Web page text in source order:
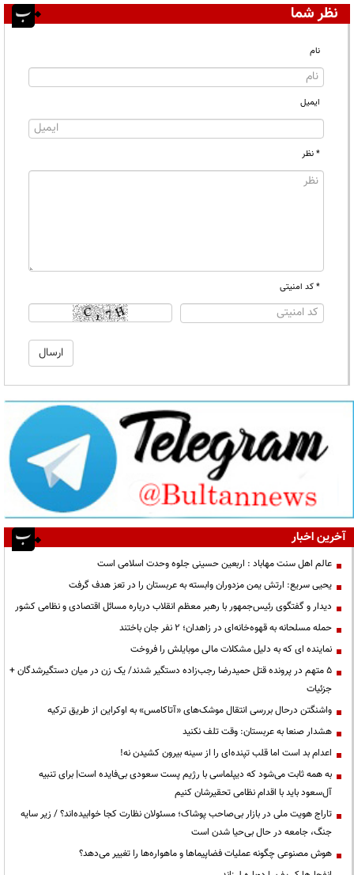
نظر شما
نام
ایمیل
* نظر
* کد امنیتی
آخرین اخبار
عالم اهل سنت مهاباد : اربعین حسینی جلوه وحدت اسلامی است
یحیی سریع: ارتش یمن مزدوران وابسته به عربستان را در تعز هدف گرفت
دیدار و گفتگوی رئیس‌جمهور با رهبر معظم انقلاب درباره مسائل اقتصادی و نظامی کشور
حمله مسلحانه به قهوه‌خانه‌ای در زاهدان؛ ۲ نفر جان باختند
نماینده ای که به دلیل مشکلات مالی موبایلش را فروخت
۵ متهم در پرونده قتل حمیدرضا رجب‌زاده دستگیر شدند/ یک زن در میان دستگیرشدگان +
جزئیات
واشنگتن درحال بررسی انتقال موشک‌های «آتاکامس» به اوکراین از طریق ترکیه
هشدار صنعا به عربستان: وقت تلف نکنید
اعدام بد است اما قلب تپنده‌ای را از سینه بیرون کشیدن نه!
به همه ثابت می‌شود که دیپلماسی با رژیم پست سعودی بی‌فایده است| برای تنبیه
آل‌سعود باید با اقدام نظامی تحقیرشان کنیم
تاراج هویت ملی در بازار بی‌صاحب پوشاک؛ مسئولان نظارت کجا خوابیده‌اند؟ / زیر سایه
جنگ، جامعه در حال بی‌حیا شدن است
هوش مصنوعی چگونه عملیات فضاپیماها و ماهواره‌ها را تغییر می‌دهد؟